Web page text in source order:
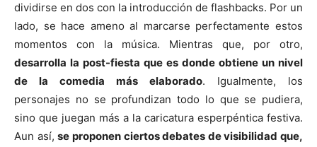
dividirse en dos con la introducción de flashbacks. Por un
lado, se hace ameno al marcarse perfectamente estos
momentos con la música. Mientras que, por otro,
desarrolla la post-fiesta que es donde obtiene un nivel
de la comedia más elaborado. Igualmente, los
personajes no se profundizan todo lo que se pudiera,
sino que juegan más a la caricatura esperpéntica festiva.
Aun así,se proponen ciertos debates de visibilidad que,